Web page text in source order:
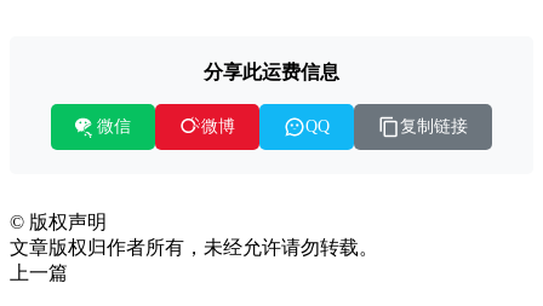
分享此运费信息
微信 微博 QQ 复制链接
© 版权声明
文章版权归作者所有，未经允许请勿转载。
上一篇